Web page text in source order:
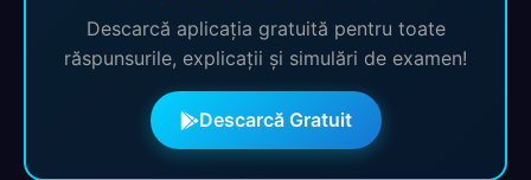
Descarcă aplicația gratuită pentru toate
răspunsurile, explicații și simulări de examen!
Descarcă Gratuit